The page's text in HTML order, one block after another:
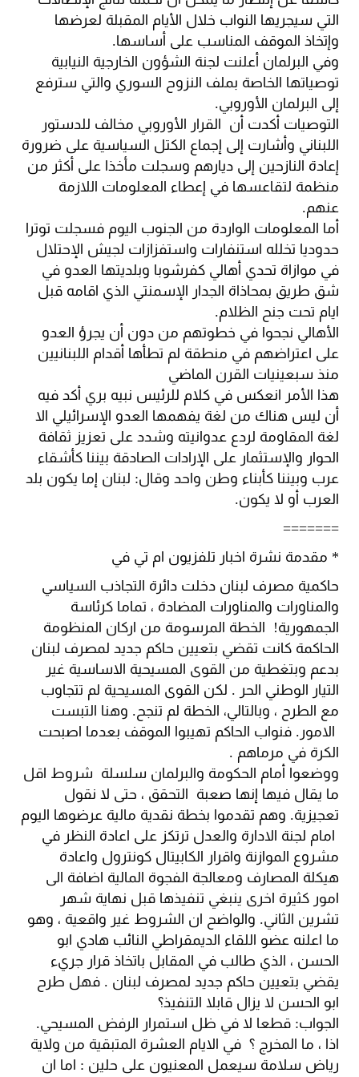
التي سيجريها النواب خلال الأيام المقبلة لعرضها
وإتخاذ الموقف المناسب على أساسها.
وفي البرلمان أعلنت لجنة الشؤون الخارجية النيابية
توصياتها الخاصة بملف النزوح السوري والتي سترفع
إلى البرلمان الأوروبي.
التوصيات أكدت أن القرار الأوروبي مخالف للدستور
اللبناني وأشارت إلى إجماع الكتل السياسية على ضرورة
إعادة النازحين إلى ديارهم وسجلت مأخذا على أكثر من
منظمة لتقاعسها في إعطاء المعلومات اللازمة
عنهم.
أما المعلومات الواردة من الجنوب اليوم فسجلت توترا
حدوديا تخلله استنفارات واستفزازات لجيش الإحتلال
في موازاة تحدي أهالي كفرشوبا وبلديتها العدو في
شق طريق بمحاذاة الجدار الإسمنتي الذي اقامه قبل
ايام تحت جنح الظلام.
الأهالي نجحوا في خطوتهم من دون أن يجرؤ العدو
على اعتراضهم في منطقة لم تطأها أقدام اللبنانيين
منذ سبعينيات القرن الماضي
هذا الأمر انعكس في كلام للرئيس نبيه بري أكد فيه
أن ليس هناك من لغة يفهمها العدو الإسرائيلي الا
لغة المقاومة لردع عدوانيته وشدد على تعزيز ثقافة
الحوار والإستثمار على الإرادات الصادقة بيننا كأشقاء
عرب وبيننا كأبناء وطن واحد وقال: لبنان إما يكون بلد
العرب أو لا يكون.
=======
* مقدمة نشرة اخبار تلفزيون ام تي في
حاكمية مصرف لبنان دخلت دائرة التجاذب السياسي
والمناورات والمناورات المضادة ، تماما كرئاسة
الجمهورية! الخطة المرسومة من اركان المنظومة
الحاكمة كانت تقضي بتعيين حاكم جديد لمصرف لبنان
بدعم وبتغطية من القوى المسيحية الاساسية غير
التيار الوطني الحر . لكن القوى المسيحية لم تتجاوب
مع الطرح ، وبالتالي، الخطة لم تنجح. وهنا التبست
الامور. فنواب الحاكم تهيبوا الموقف بعدما اصبحت
الكرة في مرماهم .
ووضعوا أمام الحكومة والبرلمان سلسلة شروط اقل
ما يقال فيها إنها صعبة التحقق ، حتى لا نقول
تعجيزية. وهم تقدموا بخطة نقدية مالية عرضوها اليوم
امام لجنة الادارة والعدل ترتكز على اعادة النظر في
مشروع الموازنة واقرار الكابيتال كونترول واعادة
هيكلة المصارف ومعالجة الفجوة المالية اضافة الى
امور كثيرة اخرى ينبغي تنفيذها قبل نهاية شهر
تشرين الثاني. والواضح ان الشروط غير واقعية ، وهو
ما اعلنه عضو اللقاء الديمقراطي النائب هادي ابو
الحسن ، الذي طالب في المقابل باتخاذ قرار جريء
يقضي بتعيين حاكم جديد لمصرف لبنان . فهل طرح
ابو الحسن لا يزال قابلا التنفيذ؟
الجواب: قطعا لا في ظل استمرار الرفض المسيحي.
اذا ، ما المخرج ؟ في الايام العشرة المتبقية من ولاية
رياض سلامة سيعمل المعنيون على حلين : اما ان